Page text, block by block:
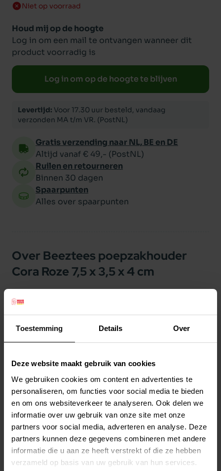
Toestemming Details Over
Deze website maakt gebruik van cookies
We gebruiken cookies om content en advertenties te
personaliseren, om functies voor social media te bieden
en om ons websiteverkeer te analyseren. Ook delen we
informatie over uw gebruik van onze site met onze
partners voor social media, adverteren en analyse. Deze
partners kunnen deze gegevens combineren met andere
informatie die u aan ze heeft verstrekt of die ze hebben
verzameld op basis van uw gebruik van hun services.
Niet op voorraad
Houd mij op de hoogte
Log in om een mail te ontvangen wanneer dit
product voorradig is
Log in om op de hoogte te blijven
Levertijd: Voor 17.30 uur besteld, vandaag
verzonden MA t/m VR. (PostNL)
Gratis verzending naar NL, BE en DE
Altijd vanaf € 49,- (PostNL)
Ruilen en retourneren
Binnen 30 dagen
Spaarpunten
Alles over spaarpunten
Over Beeztees poepzakhouder
Cora Roze 7,5 x 3,5 x 4 cm
Beeztees poepzakhouder Cora Roze 7,5 x 3,5 x 4
U zult het vast al wel eens hebben meegemaakt,
dat u lekker aan het wandelen bent met uw hond
vergeten zodra uw hond begint aan de grote
boodschap. Dit is vanaf nu verleden tijd met de
Beeztees Cora Poepzakhouder. Dit leuke tasje
met hartjes motief bevestigt u eenvoudig aan de
riem of aan uw broek door midden van de
karabijnhaak.
Er zijn 15 biologische afbreekbare poepzakjes bij
inbegrepen, waarvan het binnenste rolletje van
Lees meer
Productspecificaties
Stel uw bestelherinnering in:(2 weken)
Elke
2 weken
Elke
4 weken
Elke
6 weken